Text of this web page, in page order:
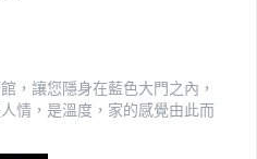
，讓您隱身在藍色大門之內，
情，是溫度，家的感覺由此而